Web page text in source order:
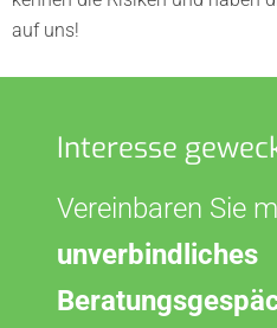
auf uns!
Interesse
Vereinbaren Sie
unverbindliches